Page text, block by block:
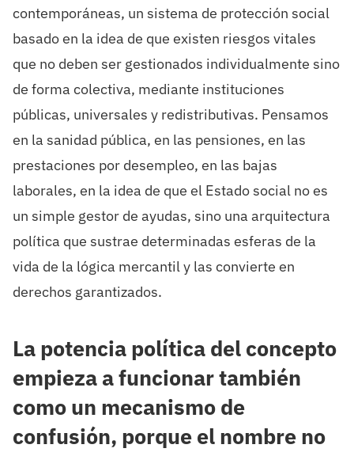
contemporáneas, un sistema de protección social
basado en la idea de que existen riesgos vitales
que no deben ser gestionados individualmente sino
de forma colectiva, mediante instituciones
públicas, universales y redistributivas. Pensamos
en la sanidad pública, en las pensiones, en las
prestaciones por desempleo, en las bajas
laborales, en la idea de que el Estado social no es
un simple gestor de ayudas, sino una arquitectura
política que sustrae determinadas esferas de la
vida de la lógica mercantil y las convierte en
derechos garantizados.
La potencia política del concepto
empieza a funcionar también
como un mecanismo de
confusión, porque el nombre no